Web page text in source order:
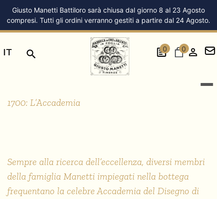
Giusto Manetti Battiloro sarà chiusa dal giorno 8 al 23 Agosto
compresi. Tutti gli ordini verranno gestiti a partire dal 24 Agosto.
IT 0 0
1700: L’Accademia
Sempre alla ricerca dell’eccellenza, diversi membri
della famiglia Manetti impiegati nella bottega
frequentano la celebre Accademia del Disegno di